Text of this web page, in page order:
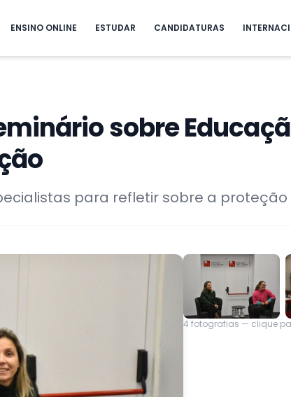
ENSINO ONLINE ESTUDAR CANDIDATURAS
sobre
para refletir sobre a
4 fotografias — clique